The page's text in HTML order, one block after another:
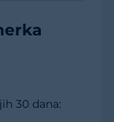
30 dana: